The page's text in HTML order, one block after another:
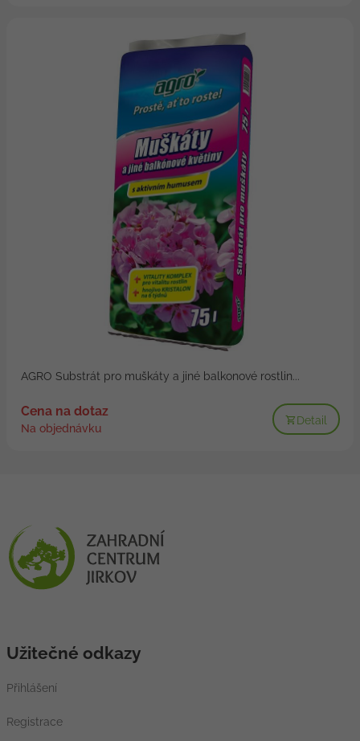
AGRO Substrát pro muškáty a jiné balkonové rostlin...
Cena na dotaz
Na objednávku
Detail
Užitečné odkazy
Přihlášení
Registrace